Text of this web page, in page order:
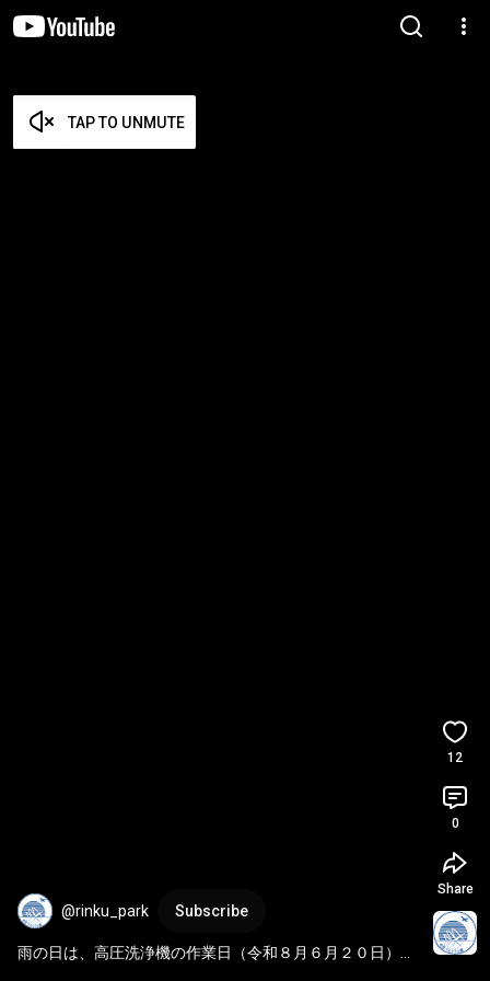
TAP TO UNMUTE
@rinku_park Subscribe
雨の日は、高圧洗浄機の作業日（令和８月６月２０日）本
12
0
Share